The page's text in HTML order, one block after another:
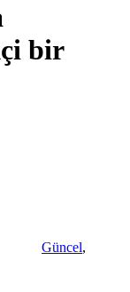
bir
Güncel,